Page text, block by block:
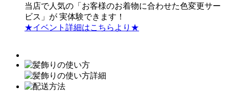
当店で人気の「お客様のお着物に合わせた色変更サー
ビス」が 実体験できます！
★イベント詳細はこちらより★